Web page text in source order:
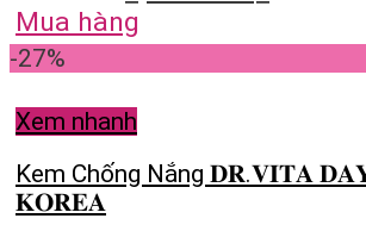
Mua hàng
-27%
Xem nhanh
Kem Chống Nắng 𝐃𝐑.𝐕𝐈𝐓𝐀
𝐊𝐎𝐑𝐄𝐀